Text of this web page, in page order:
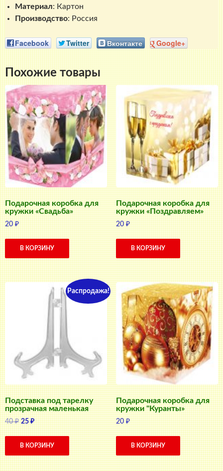
Материал: Картон
Производство: Россия
Facebook Twitter Вконтакте Google+
Похожие товары
Подарочная коробка для
кружки «Свадьба»
20₽
В КОРЗИНУ
Подарочная коробка для
кружки «Поздравляем»
20₽
В КОРЗИНУ
Распродажа!
Подставка под тарелку
прозрачная маленькая
40₽ Первоначальная
цена
составляла
25₽Текущая
цена:
25 ₽.
В КОРЗИНУ
Подарочная коробка для
кружки "Куранты»
20₽
В КОРЗИНУ